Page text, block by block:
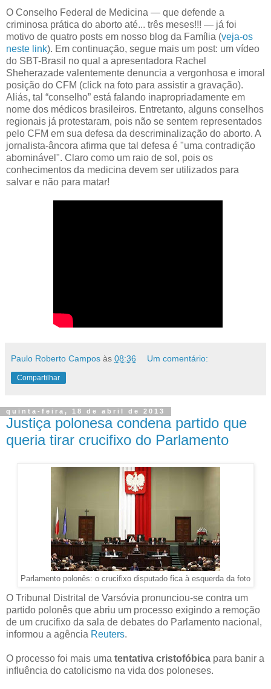
O Conselho Federal de Medicina — que defende a
criminosa prática do aborto até... três meses!!! — já foi
motivo de quatro posts em nosso blog da Família (veja-os
neste link). Em continuação, segue mais um post: um vídeo
do SBT-Brasil no qual a apresentadora Rachel
Sheherazade valentemente denuncia a vergonhosa e imoral
posição do CFM (click na foto para assistir a gravação).
Aliás, tal “conselho” está falando inapropriadamente em
nome dos médicos brasileiros. Entretanto, alguns conselhos
regionais já protestaram, pois não se sentem representados
pelo CFM em sua defesa da descriminalização do aborto. A
jornalista-âncora afirma que tal defesa é "uma contradição
abominável". Claro como um raio de sol, pois os
conhecimentos da medicina devem ser utilizados para
salvar e não para matar!
Paulo Roberto Campos às 08:36 Um comentário:
Compartilhar
quinta-feira, 18 de abril de 2013
Justiça polonesa condena partido que
queria tirar crucifixo do Parlamento
Parlamento polonês: o crucifixo disputado fica à esquerda da foto
O Tribunal Distrital de Varsóvia pronunciou-se contra um
partido polonês que abriu um processo exigindo a remoção
de um crucifixo da sala de debates do Parlamento nacional,
informou a agência Reuters.
O processo foi mais uma tentativa cristofóbica para banir a
influência do catolicismo na vida dos poloneses.